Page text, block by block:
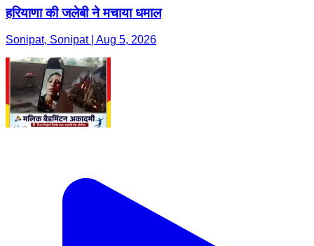
हरियाणा की जलेबी ने मचाया धमाल
Sonipat, Sonipat | Aug 5, 2026